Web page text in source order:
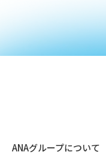
ANAグループについて